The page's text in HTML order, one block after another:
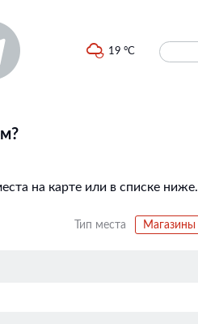
19 °C
на карте или в списке ниже.
Тип места Магазины